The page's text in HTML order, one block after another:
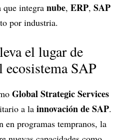
que integra nube, ERP, SAP
por industria.
el lugar de
SAP
Global Strategic Services
a la innovación de SAP.
programas tempranos, la